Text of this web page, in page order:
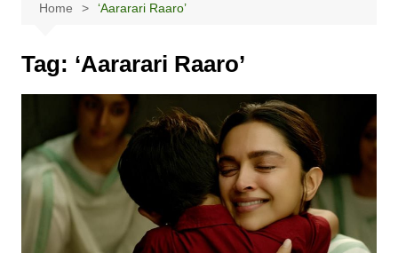
Home ‘Aararari Raaro’
Tag: ‘Aararari Raaro’